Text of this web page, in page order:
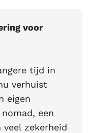
voor
tijd in
verhuist
eigen
een
veel zekerheid